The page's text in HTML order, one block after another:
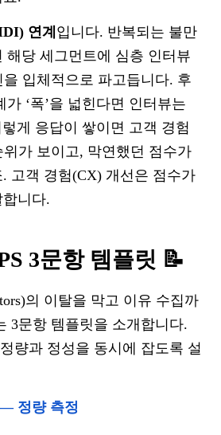
연계 입니다. 반복되는 불만
해당 세그먼트에 심층 인터뷰
입체적으로 파고듭니다. 후
‘폭’을 넓힌다면 인터뷰는
렇게 응답이 쌓이면 고객 경험
가 보이고, 막연했던 점수가
고객 경험(CX) 개선은 점수가
니다.
3문항 템플릿 📝
의 이탈을 막고 이유 수집까
3문항 템플릿을 소개합니다.
량과 정성을 동시에 잡도록 설
정량 측정